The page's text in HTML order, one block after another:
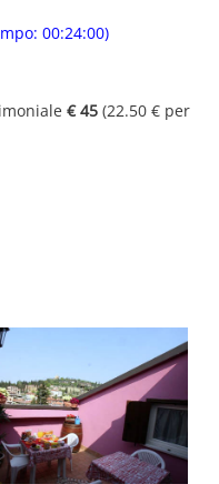
00:24:00)
€ 45 (22.50 € per